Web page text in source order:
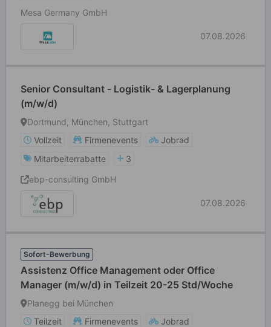
Mesa Germany GmbH
07.08.2026
Senior Consultant - Logistik- & Lagerplanung
(m/w/d)
Dortmund, München, Stuttgart
Vollzeit
Firmenevents
Jobrad
Mitarbeiterrabatte
3
ebp-consulting GmbH
07.08.2026
Sofort-Bewerbung
Assistenz Office Management oder Office
Manager (m/w/d) in Teilzeit 20-25 Std/Woche
Planegg bei München
Teilzeit
Firmenevents
Jobrad